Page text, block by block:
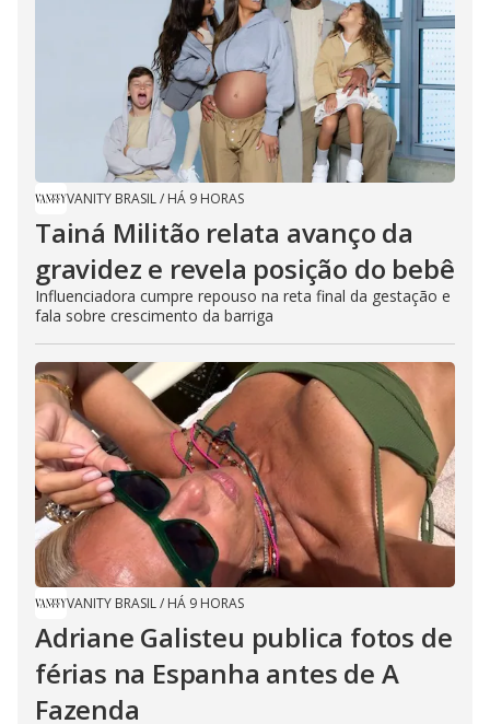
VANITY BRASIL/ HÁ 9 HORAS
Tainá Militão relata avanço da
gravidez e revela posição do bebê
Influenciadora cumpre repouso na reta final da gestação e
fala sobre crescimento da barriga
VANITY BRASIL/ HÁ 9 HORAS
Adriane Galisteu publica fotos de
férias na Espanha antes de A
Fazenda